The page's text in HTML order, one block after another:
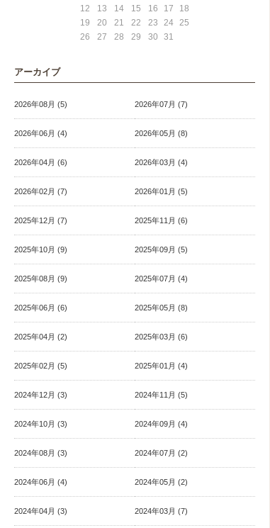
12
13 14 15 16 17
18
19
20 21 22 23 24
25
26
27 28 29 30 31
アーカイブ
2026年08月 (5) 2026年07月 (7)
2026年06月 (4) 2026年05月 (8)
2026年04月 (6) 2026年03月 (4)
2026年02月 (7) 2026年01月 (5)
2025年12月 (7) 2025年11月 (6)
2025年10月 (9) 2025年09月 (5)
2025年08月 (9) 2025年07月 (4)
2025年06月 (6) 2025年05月 (8)
2025年04月 (2) 2025年03月 (6)
2025年02月 (5) 2025年01月 (4)
2024年12月 (3) 2024年11月 (5)
2024年10月 (3) 2024年09月 (4)
2024年08月 (3) 2024年07月 (2)
2024年06月 (4) 2024年05月 (2)
2024年04月 (3) 2024年03月 (7)